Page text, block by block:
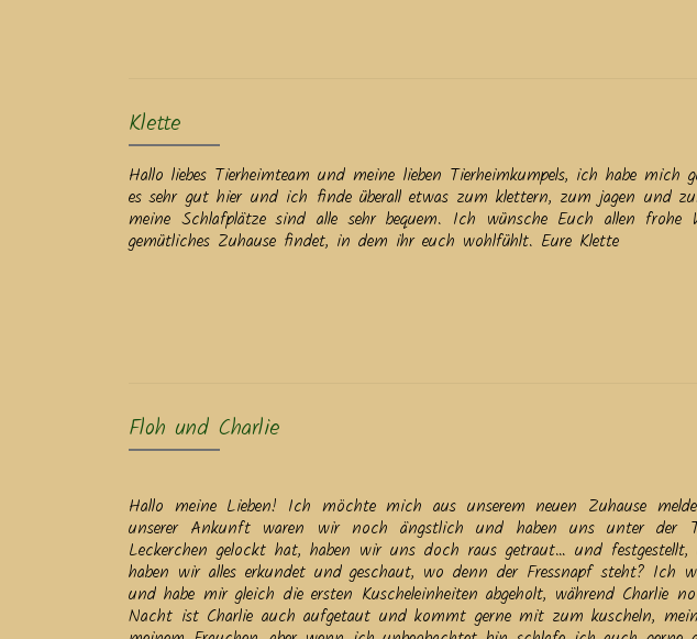
Klette
Hallo liebes Tierheimteam und meine lieben Tierheimkumpels, ich habe
es sehr gut hier und ich finde überall etwas zum klettern, zum jagen und
meine Schlafplätze sind alle sehr bequem. Ich wünsche Euch allen
gemütliches Zuhause findet, in dem ihr euch wohlfühlt. Eure Klette
Floh und Charlie
Hallo meine Lieben! Ich möchte mich aus unserem neuen Zuhause
unserer Ankunft waren wir noch ängstlich und haben uns unter der
Leckerchen gelockt hat, haben wir uns doch raus getraut… und
haben wir alles erkundet und geschaut, wo denn der Fressnapf steht? Ich
und habe mir gleich die ersten Kuscheleinheiten abgeholt, während Charlie
Nacht ist Charlie auch aufgetaut und kommt gerne mit zum kuscheln,